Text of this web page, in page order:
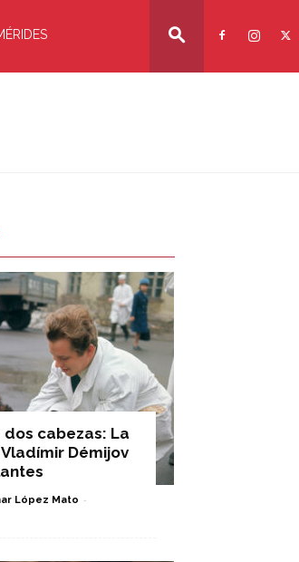
dos cabezas: La
Démijov
López Mato -